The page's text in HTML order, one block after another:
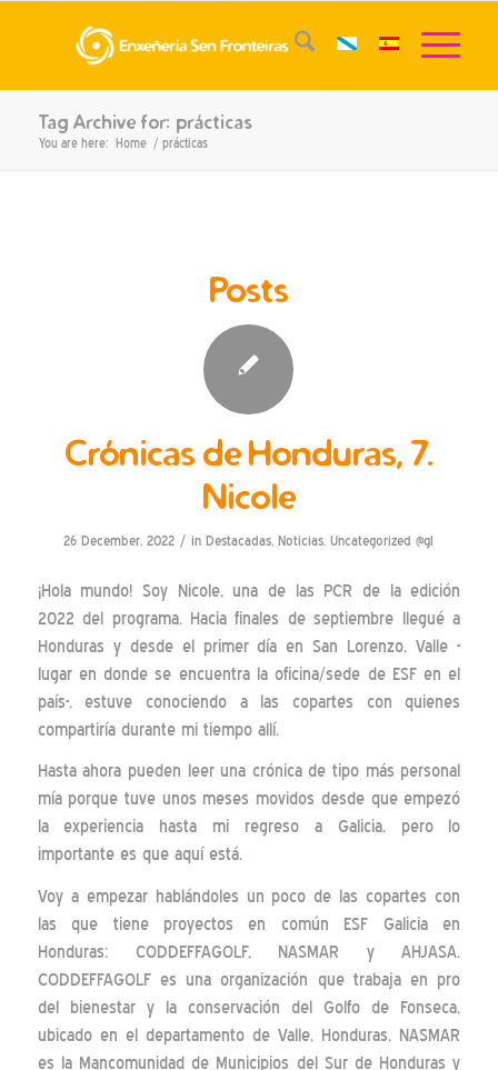
Tag Archive for: prácticas
You are here: Home / prácticas
Posts
Crónicas de Honduras, 7.
Nicole
26 December, 2022 / inDestacadas,Noticias,Uncategorized @gl
¡Hola mundo! Soy Nicole, una de las PCR de la edición
2022 del programa. Hacia finales de septiembre llegué a
Honduras y desde el primer día en San Lorenzo, Valle -
lugar en donde se encuentra la oficina/sede de ESF en el
país-, estuve conociendo a las copartes con quienes
compartiría durante mi tiempo allí.
Hasta ahora pueden leer una crónica de tipo más personal
mía porque tuve unos meses movidos desde que empezó
la experiencia hasta mi regreso a Galicia, pero lo
importante es que aquí está.
Voy a empezar hablándoles un poco de las copartes con
las que tiene proyectos en común ESF Galicia en
Honduras: CODDEFFAGOLF, NASMAR y AHJASA.
CODDEFFAGOLF es una organización que trabaja en pro
del bienestar y la conservación del Golfo de Fonseca,
ubicado en el departamento de Valle, Honduras. NASMAR
es la Mancomunidad de Municipios del Sur de Honduras y